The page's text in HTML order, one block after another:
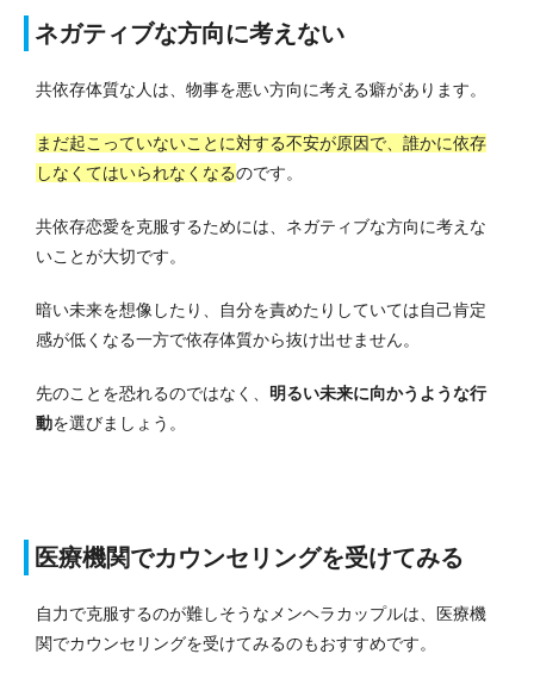
ネガティブな方向に考えない
共依存体質な人は、物事を悪い方向に考える癖があります。
まだ起こっていないことに対する不安が原因で、誰かに依存
しなくてはいられなくなるのです。
共依存恋愛を克服するためには、ネガティブな方向に考えな
いことが大切です。
暗い未来を想像したり、自分を責めたりしていては自己肯定
感が低くなる一方で依存体質から抜け出せません。
先のことを恐れるのではなく、 明るい未来に向かうような行
動を選びましょう。
医療機関でカウンセリングを受けてみる
自力で克服するのが難しそうなメンヘラカップルは、医療機
関でカウンセリングを受けてみるのもおすすめです。